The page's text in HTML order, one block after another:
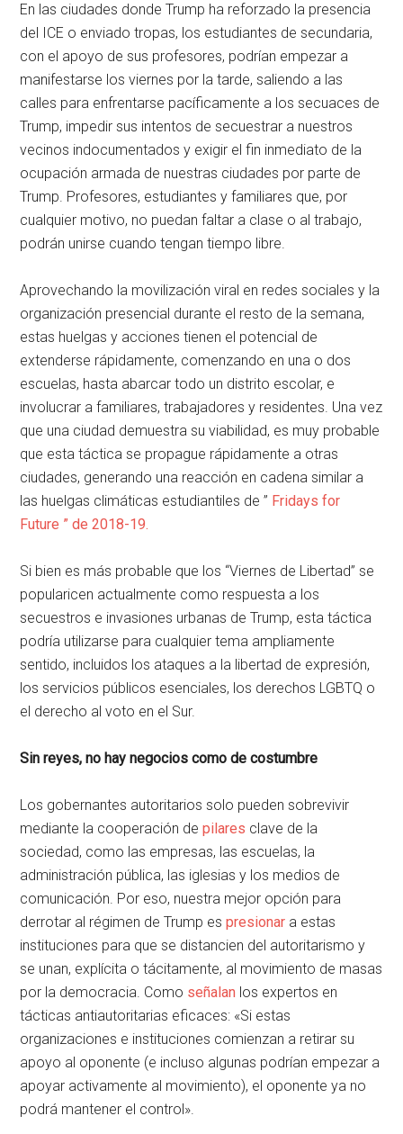
En las ciudades donde Trump ha reforzado la presencia
del ICE o enviado tropas, los estudiantes de secundaria,
con el apoyo de sus profesores, podrían empezar a
manifestarse los viernes por la tarde, saliendo a las
calles para enfrentarse pacíficamente a los secuaces de
Trump, impedir sus intentos de secuestrar a nuestros
vecinos indocumentados y exigir el fin inmediato de la
ocupación armada de nuestras ciudades por parte de
Trump. Profesores, estudiantes y familiares que, por
cualquier motivo, no puedan faltar a clase o al trabajo,
podrán unirse cuando tengan tiempo libre.
Aprovechando la movilización viral en redes sociales y la
organización presencial durante el resto de la semana,
estas huelgas y acciones tienen el potencial de
extenderse rápidamente, comenzando en una o dos
escuelas, hasta abarcar todo un distrito escolar, e
involucrar a familiares, trabajadores y residentes. Una vez
que una ciudad demuestra su viabilidad, es muy probable
que esta táctica se propague rápidamente a otras
ciudades, generando una reacción en cadena similar a
las huelgas climáticas estudiantiles de ” Fridays for
Future ” de 2018-19.
Si bien es más probable que los “Viernes de Libertad” se
popularicen actualmente como respuesta a los
secuestros e invasiones urbanas de Trump, esta táctica
podría utilizarse para cualquier tema ampliamente
sentido, incluidos los ataques a la libertad de expresión,
los servicios públicos esenciales, los derechos LGBTQ o
el derecho al voto en el Sur.
Sin reyes, no hay negocios como de costumbre
Los gobernantes autoritarios solo pueden sobrevivir
mediante la cooperación depilares clave de la
sociedad, como las empresas, las escuelas, la
administración pública, las iglesias y los medios de
comunicación. Por eso, nuestra mejor opción para
derrotar al régimen de Trump espresionar a estas
instituciones para que se distancien del autoritarismo y
se unan, explícita o tácitamente, al movimiento de masas
por la democracia. Como señalan los expertos en
tácticas antiautoritarias eficaces: «Si estas
organizaciones e instituciones comienzan a retirar su
apoyo al oponente (e incluso algunas podrían empezar a
apoyar activamente al movimiento), el oponente ya no
podrá mantener el control».